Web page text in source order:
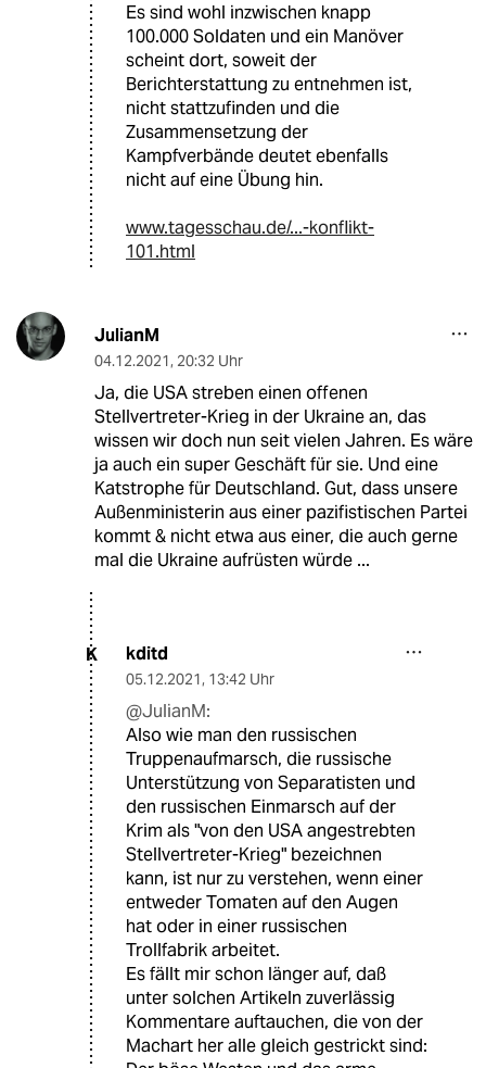
Es sind wohl inzwischen knapp
100.000 Soldaten und ein Manöver
scheint dort, soweit der
Berichterstattung zu entnehmen ist,
nicht stattzufinden und die
Zusammensetzung der
Kampfverbände deutet ebenfalls
nicht auf eine Übung hin.
www.tagesschau.de/...-konflikt-
101.html
JulianM
04.12.2021, 20:32 Uhr
Ja, die USA streben einen offenen
Stellvertreter-Krieg in der Ukraine an, das
wissen wir doch nun seit vielen Jahren. Es wäre
ja auch ein super Geschäft für sie. Und eine
Katstrophe für Deutschland. Gut, dass unsere
Außenministerin aus einer pazifistischen Partei
kommt & nicht etwa aus einer, die auch gerne
mal die Ukraine aufrüsten würde ...
K kditd
05.12.2021, 13:42 Uhr
@JulianM:
Also wie man den russischen
Truppenaufmarsch, die russische
Unterstützung von Separatisten und
den russischen Einmarsch auf der
Krim als "von den USA angestrebten
Stellvertreter-Krieg" bezeichnen
kann, ist nur zu verstehen, wenn einer
entweder Tomaten auf den Augen
hat oder in einer russischen
Trollfabrik arbeitet.
Es fällt mir schon länger auf, daß
unter solchen Artikeln zuverlässig
Kommentare auftauchen, die von der
Machart her alle gleich gestrickt sind: